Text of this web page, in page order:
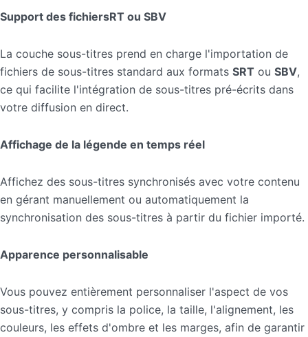
Support des fichiersRT ou SBV
La couche sous-titres prend en charge l'importation de
fichiers de sous-titres standard aux formats SRT ou SBV,
ce qui facilite l'intégration de sous-titres pré-écrits dans
votre diffusion en direct.
Affichage de la légende en temps réel
Affichez des sous-titres synchronisés avec votre contenu
en gérant manuellement ou automatiquement la
synchronisation des sous-titres à partir du fichier importé.
Apparence personnalisable
Vous pouvez entièrement personnaliser l'aspect de vos
sous-titres, y compris la police, la taille, l'alignement, les
couleurs, les effets d'ombre et les marges, afin de garantir